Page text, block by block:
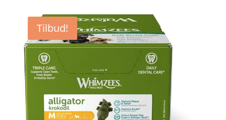
var:
kr. 795,00.
er:
kr. 629,00.
Tilbud!